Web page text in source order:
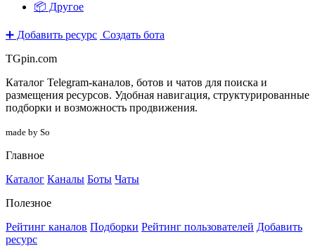
📦 Другое
➕ Добавить ресурс Создать бота
TGpin.com
Каталог Telegram-каналов, ботов и чатов для поиска и
размещения ресурсов. Удобная навигация, структурированные
подборки и возможность продвижения.
made by So
Главное
Каталог Каналы Боты Чаты
Полезное
Рейтинг каналов Подборки Рейтинг пользователей Добавить
ресурс